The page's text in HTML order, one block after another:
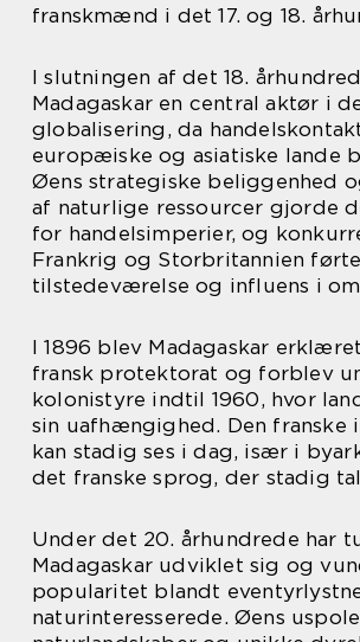
franskmænd i det 17. og 18.
I slutningen af det 18.
Madagaskar en central aktør i
globalisering, da
europæiske og asiatiske lande
Øens strategiske beliggenhed
af naturlige ressourcer gjorde
for handelsimperier, og
Frankrig og Storbritannien
tilstedeværelse og influens i
I 1896 blev Madagaskar
fransk protektorat og forblev
kolonistyre indtil 1960, hvor
sin uafhængighed. Den franske
kan stadig ses i dag, især i
det franske sprog, der stadig
Under det 20. århundrede har
Madagaskar udviklet sig og
popularitet blandt
naturinteresserede. Øens